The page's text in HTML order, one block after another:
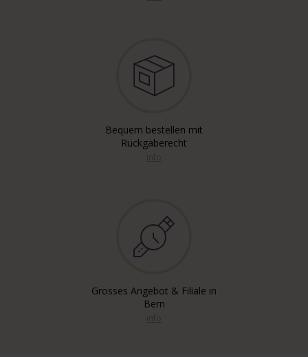
Bequem bestellen mit
Rückgaberecht
Grosses Angebot & Filiale in
Bern